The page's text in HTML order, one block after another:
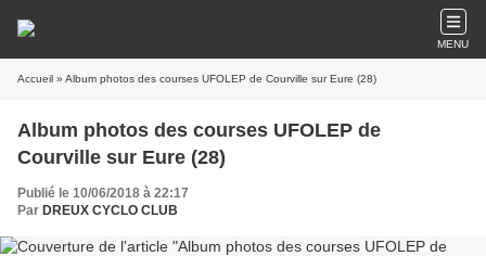
MENU
Accueil » Album photos des courses UFOLEP de Courville sur Eure (28)
Album photos des courses UFOLEP de
Courville sur Eure (28)
Publié le 10/06/2018 à 22:17
Par DREUX CYCLO CLUB